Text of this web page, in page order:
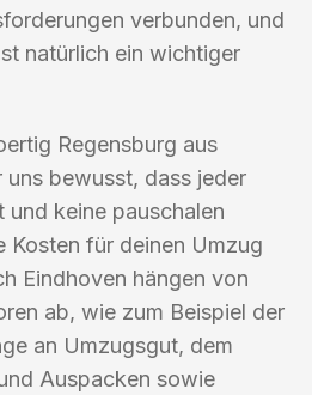
verbunden, und
natürlich ein wichtiger
Regensburg aus
uns bewusst, dass jeder
und keine pauschalen
Kosten für deinen Umzug
Eindhoven hängen von
ab, wie zum Beispiel der
an Umzugsgut, dem
Auspacken sowie